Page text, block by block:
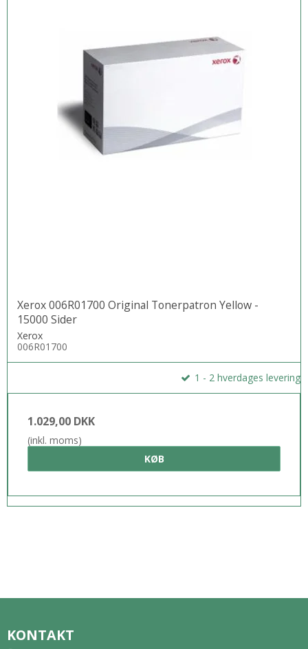
Xerox 006R01700 Original Tonerpatron Yellow -
15000 Sider
Xerox
006R01700
1 - 2 hverdages levering
1.029,00 DKK
(inkl. moms)
KØB
KONTAKT